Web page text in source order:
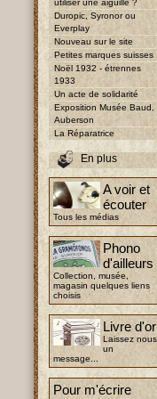
utiliser une aiguille ?
Duropic, Syronor ou
Everplay
Nouveau sur le site
Petites marques suisses
Noël 1932 - étrennes
1933
Un acte de solidarité
Exposition Musée Baud,
Auberson
La Réparatrice
En plus
A voir et
écouter
Tous les médias
Phono
d'ailleurs
Collection, musée,
magasin quelques liens
choisis
Livre d'or
Laissez nous
un
message...
Pour m'écrire